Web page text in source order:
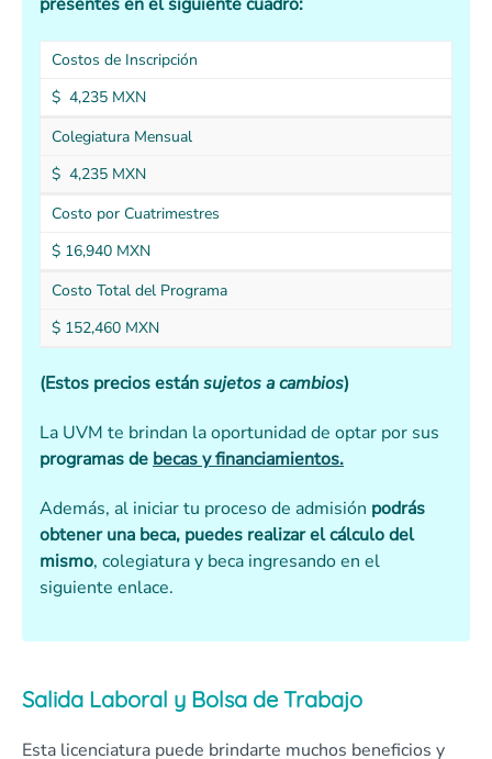
Costos de Inscripción
$ 4,235 MXN
Colegiatura Mensual
$ 4,235 MXN
Costo por Cuatrimestres
$ 16,940 MXN
Costo Total del Programa
$ 152,460 MXN
(Estos precios estánsujetos a cambios)
La UVM te brindan la oportunidad de optar por sus
programas de becas y financiamientos.
Además, al iniciar tu proceso de admisión podrás
obtener una beca, puedes realizar el cálculo del
mismo, colegiatura y beca ingresando en el
siguiente enlace.
Salida Laboral y Bolsa de Trabajo
Esta licenciatura puede brindarte muchos beneficios y